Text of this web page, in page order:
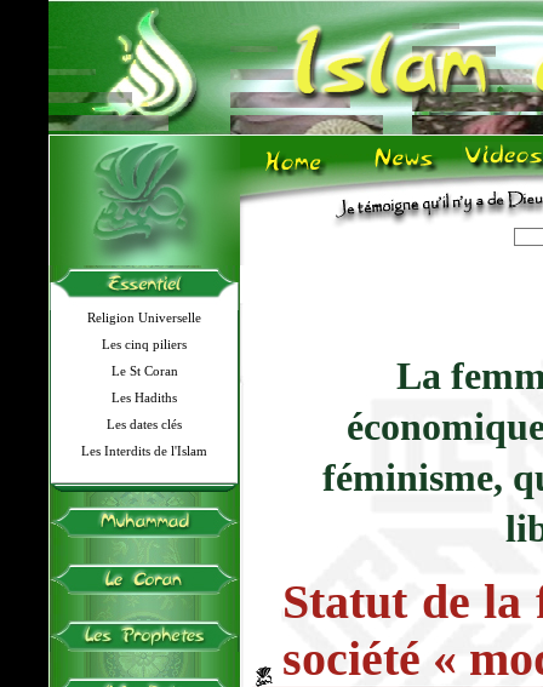
Religion Universelle
Les cinq piliers
Le St Coran
Les Hadiths
Les dates clés
Les Interdits de l'Islam
La
féminisme,
Statut de la
société «